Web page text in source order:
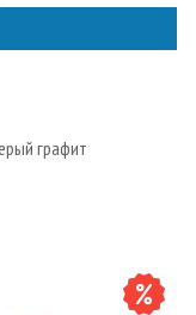
графит